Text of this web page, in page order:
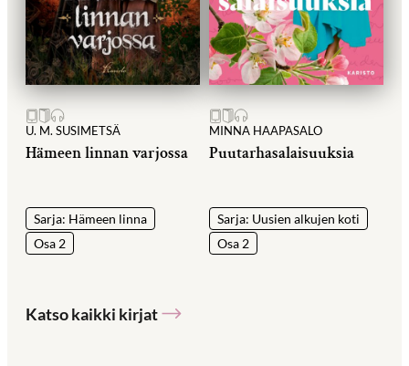
U. M. SUSIMETSÄ
Hämeen linnan varjossa
Sarja: Hämeen linna
Osa 2
MINNA HAAPASALO
Puutarhasalaisuuksia
Sarja: Uusien alkujen koti
Osa 2
Katso kaikki kirjat